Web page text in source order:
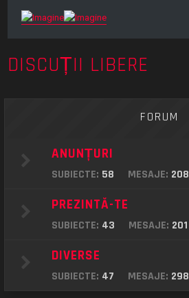
DISCUȚII LIBERE
FORUM
ANUNȚURI
SUBIECTE: 58 MESAJE: 208
PREZINTĂ-TE
SUBIECTE: 43 MESAJE: 201
DIVERSE
SUBIECTE: 47 MESAJE: 298